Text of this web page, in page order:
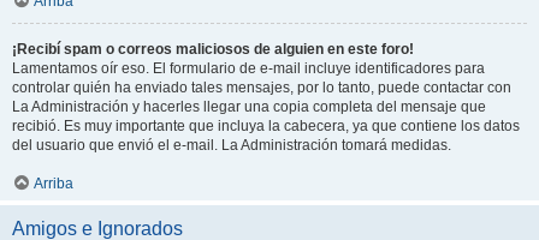
¡Recibí spam o correos maliciosos de alguien en este foro!
Lamentamos oír eso. El formulario de e-mail incluye identificadores para
controlar quién ha enviado tales mensajes, por lo tanto, puede contactar con
La Administración y hacerles llegar una copia completa del mensaje que
recibió. Es muy importante que incluya la cabecera, ya que contiene los datos
del usuario que envió el e-mail. La Administración tomará medidas.
Arriba
Amigos e Ignorados